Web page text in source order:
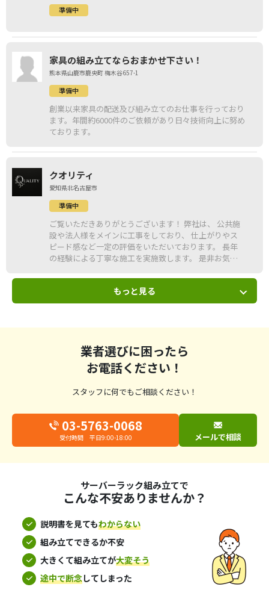
準備中
家具の組み立てならおまかせ下さい！
熊本県山鹿市鹿央町 梅木谷657-1
準備中
創業以来家具の配送及び組み立てのお仕事を行っており
ます。年間約6000件のご依頼があり日々技術向上に努め
ております。
クオリティ
愛知県北名古屋市
準備中
ご覧いただきありがとうございます！ 弊社は、 公共施
設や法人様をメインに工事をしており、 仕上がりやス
ピード感など一定の評価をいただいております。 長年
の経験による丁寧な施工を実施致します。 是非お気軽
もっと見る
業者選びに困ったら
お電話ください！
スタッフに何でもご相談ください！
03-5763-0068
受付時間 平日9:00-18:00 メールで相談
サーバーラック組み立てで
こんな不安ありませんか？
説明書を見てもわからない
組み立てできるか不安
大きくて組み立てが大変そう
途中で断念してしまった